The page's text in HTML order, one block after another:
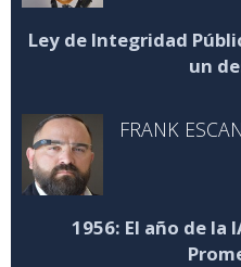
Ley de Integridad
un
FRANK
1956: El año de la